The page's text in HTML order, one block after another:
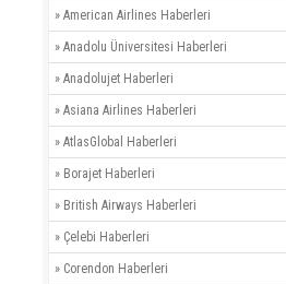
» American Airlines Haberleri
» Anadolu Üniversitesi Haberleri
» Anadolujet Haberleri
» Asiana Airlines Haberleri
» AtlasGlobal Haberleri
» Borajet Haberleri
» British Airways Haberleri
» Çelebi Haberleri
» Corendon Haberleri